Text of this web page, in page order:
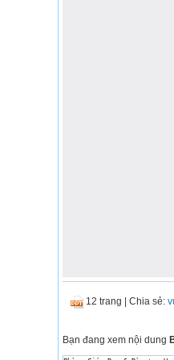
12 trang Chia sẻ:
Bạn đang xem nội dung